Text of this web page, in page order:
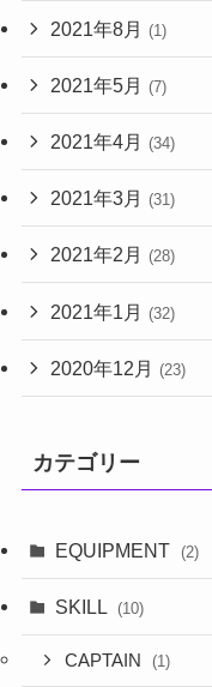
2021年8月 (1)
2021年5月 (7)
2021年4月 (34)
2021年3月 (31)
2021年2月 (28)
2021年1月 (32)
2020年12月 (23)
カテゴリー
EQUIPMENT (2)
SKILL (10)
CAPTAIN (1)